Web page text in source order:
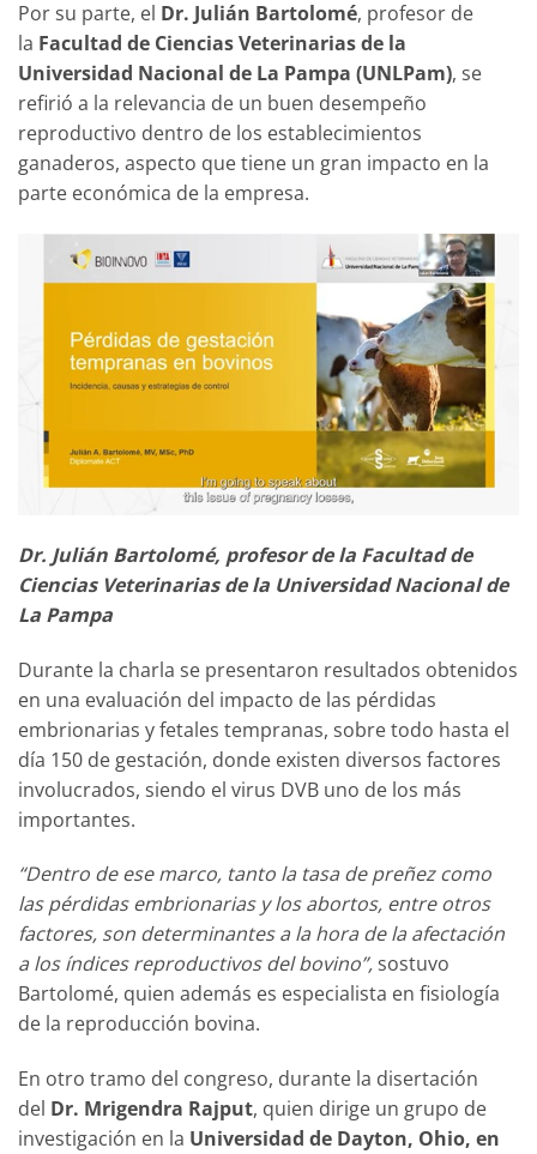
Por su parte, el Dr. Julián Bartolomé, profesor de
la Facultad de Ciencias Veterinarias de la
Universidad Nacional de La Pampa (UNLPam), se
refirió a la relevancia de un buen desempeño
reproductivo dentro de los establecimientos
ganaderos, aspecto que tiene un gran impacto en la
parte económica de la empresa.
Dr. Julián Bartolomé, profesor de la Facultad de
Ciencias Veterinarias de la Universidad Nacional de
La Pampa
Durante la charla se presentaron resultados obtenidos
en una evaluación del impacto de las pérdidas
embrionarias y fetales tempranas, sobre todo hasta el
día 150 de gestación, donde existen diversos factores
involucrados, siendo el virus DVB uno de los más
importantes.
“Dentro de ese marco, tanto la tasa de preñez como
las pérdidas embrionarias y los abortos, entre otros
factores, son determinantes a la hora de la afectación
a los índices reproductivos del bovino”,sostuvo
Bartolomé, quien además es especialista en fisiología
de la reproducción bovina.
En otro tramo del congreso, durante la disertación
del Dr. Mrigendra Rajput, quien dirige un grupo de
investigación en la Universidad de Dayton, Ohio, en